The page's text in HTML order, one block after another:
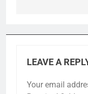
LEAVE A
Your email